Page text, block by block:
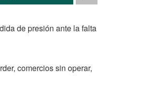
de presión ante la falta
comercios sin operar,